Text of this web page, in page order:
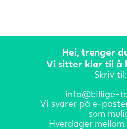
Hei, trenger
Vi sitter klar til å
Skriv til:
info@billige-
Vi svarer på e-
som
Hverdager